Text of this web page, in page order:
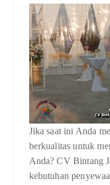
Jika saat ini Anda
berkualitas untuk
Anda? CV Bintang
kebutuhan